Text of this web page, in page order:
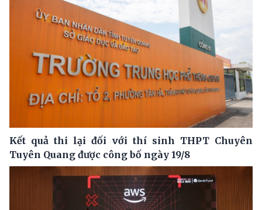
Kết quả thi lại đối với thí sinh THPT Chuyên
Tuyên Quang được công bố ngày 19/8